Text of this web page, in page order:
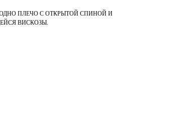
ПЛЕЧО С ОТКРЫТОЙ СПИНОЙ И
ВИСКОЗЫ.